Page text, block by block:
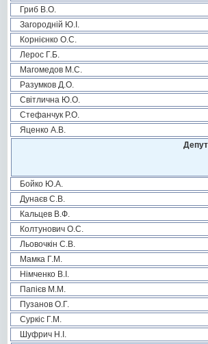
Гриб В.О.
Загородній Ю.І.
Корнієнко О.С.
Лерос Г.Б.
Магомедов М.С.
Разумков Д.О.
Світлична Ю.О.
Стефанчук Р.О.
Яценко А.В.
Бойко Ю.А.
Дунаєв С.В.
Кальцев В.Ф.
Колтунович О.С.
Льовочкін С.В.
Мамка Г.М.
Німченко В.І.
Папієв М.М.
Пузанов О.Г.
Суркіс Г.М.
Шуфрич Н.І.